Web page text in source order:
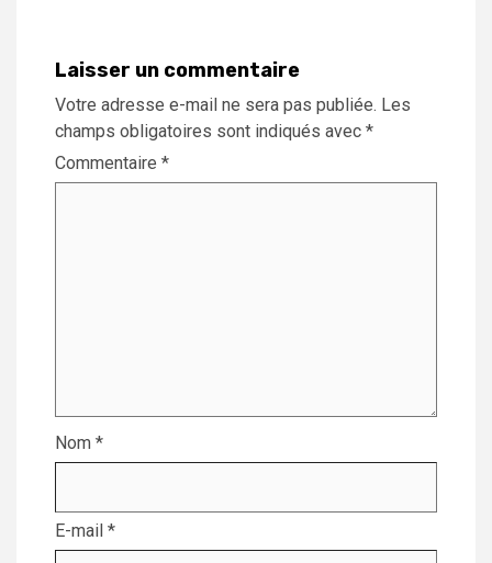
Laisser un commentaire
Votre adresse e-mail ne sera pas publiée. Les
champs obligatoires sont indiqués avec *
Commentaire *
Nom *
E-mail *